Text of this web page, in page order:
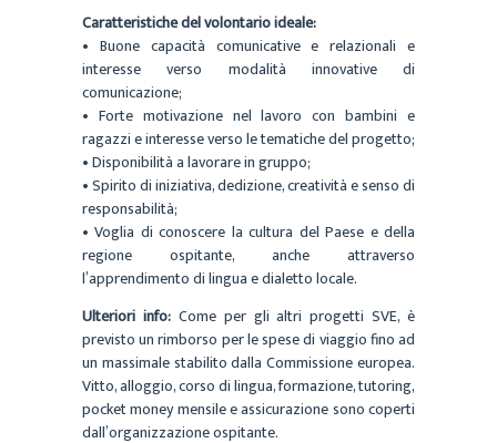
Caratteristiche del volontario ideale:
• Buone capacità comunicative e relazionali e
interesse verso modalità innovative di
comunicazione;
• Forte motivazione nel lavoro con bambini e
ragazzi e interesse verso le tematiche del progetto;
• Disponibilità a lavorare in gruppo;
• Spirito di iniziativa, dedizione, creatività e senso di
responsabilità;
• Voglia di conoscere la cultura del Paese e della
regione ospitante, anche attraverso
l’apprendimento di lingua e dialetto locale.
Ulteriori info:Come per gli altri progetti SVE, è
previsto un rimborso per le spese di viaggio fino ad
un massimale stabilito dalla Commissione europea.
Vitto, alloggio, corso di lingua, formazione, tutoring,
pocket money mensile e assicurazione sono coperti
dall’organizzazione ospitante.